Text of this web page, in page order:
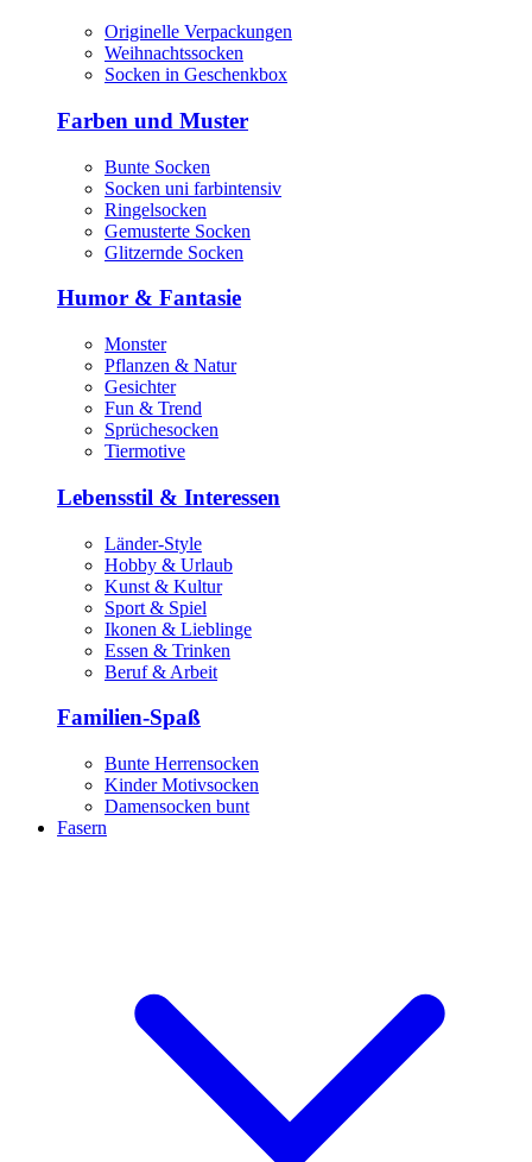
Originelle Verpackungen
Weihnachtssocken
Socken in Geschenkbox
Farben und Muster
Bunte Socken
Socken uni farbintensiv
Ringelsocken
Gemusterte Socken
Glitzernde Socken
Humor & Fantasie
Monster
Pflanzen & Natur
Gesichter
Fun & Trend
Sprüchesocken
Tiermotive
Lebensstil & Interessen
Länder-Style
Hobby & Urlaub
Kunst & Kultur
Sport & Spiel
Ikonen & Lieblinge
Essen & Trinken
Beruf & Arbeit
Familien-Spaß
Bunte Herrensocken
Kinder Motivsocken
Damensocken bunt
Fasern